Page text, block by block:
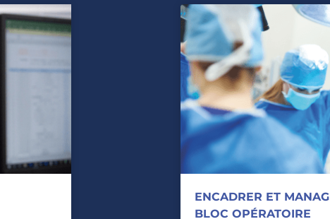
ENCADRER ET
BLOC OPÉRATOIRE